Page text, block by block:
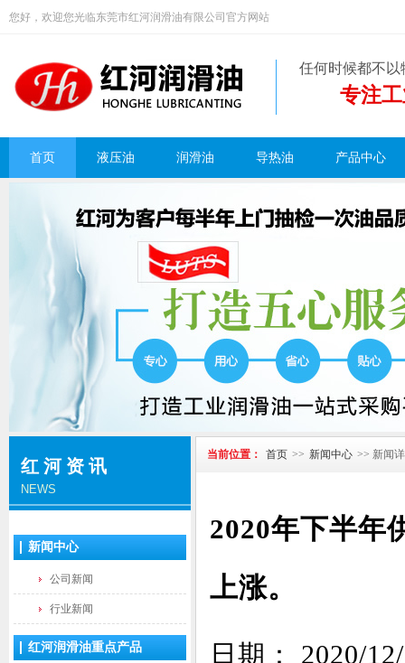
您好，欢迎您光临东莞市红河润滑油有限公司官方网站
任何时候都不
专注
首页 液压油 润滑油 导热油 产品中心
红河资讯
NEWS
新闻中心
公司新闻
行业新闻
红河润滑油重点产品
当前位置： 首页 >> 新闻中心 >> 新闻
2020年下半年
上涨。
日期： 2020/